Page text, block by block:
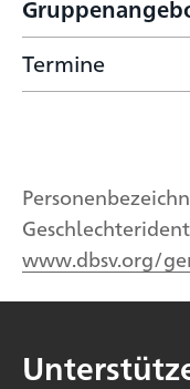
Termine
www.dbsv.org/